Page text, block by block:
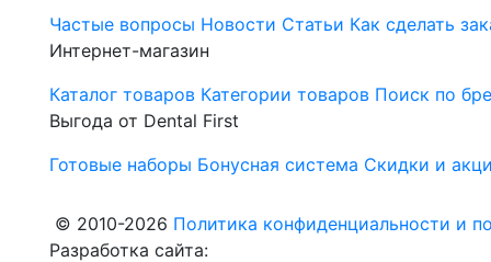
Частые вопросы Новости Статьи Как сделать
Интернет-магазин
Каталог товаров Категории товаров Поиск по
Выгода от Dental First
Готовые наборы Бонусная система Скидки и
© 2010-2026 Политика конфиденциальности и
Разработка сайта: